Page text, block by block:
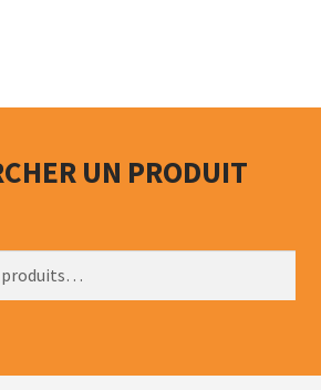
UN PRODUIT